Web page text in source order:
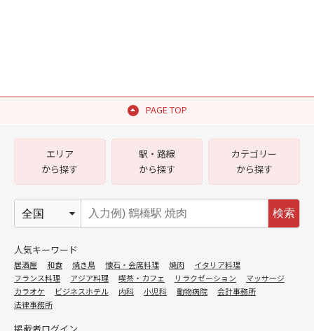
PAGE TOP
エリア
から探す
駅・路線
から探す
カテゴリー
から探す
検索
人気キーワード
居酒屋 和食 焼き鳥 懐石・会席料理 焼肉
イタリア料理
フランス料理
アジア料理 喫茶・カフェ リラクゼーション
マッサージ
カラオケ
ビジネスホテル 内科 小児科 動物病院
会計事務所
法律事務所